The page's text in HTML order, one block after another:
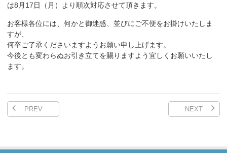
は8月17日（月）より順次対応させて頂きます。
お客様各位には、何かと御迷惑、並びにご不便をお掛けいたしま
すが、
何卒ご了承くださいますようお願い申し上げます。
今後とも変わらぬお引き立てを賜りますよう宜しくお願いいたし
ます。
PREV NEXT